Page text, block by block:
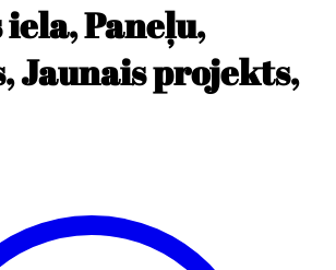
Paneļu,
Jaunais projekts,